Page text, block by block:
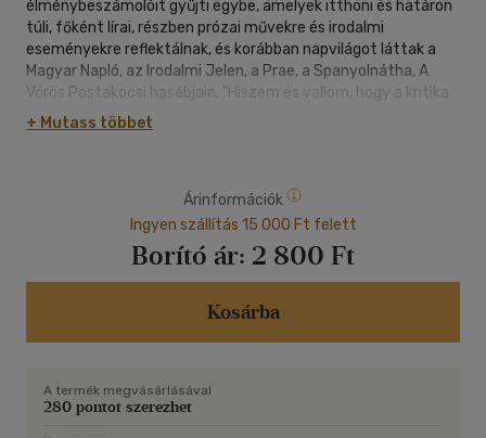
élménybeszámolóit gyűjti egybe, amelyek itthoni és határon
túli, főként lírai, részben prózai művekre és irodalmi
eseményekre reflektálnak, és korábban napvilágot láttak a
Magyar Napló, az Irodalmi Jelen, a Prae, a Spanyolnátha, A
Vörös Postakocsi hasábjain. "Hiszem és vallom, hogy a kritika
is lehet szórakoztató, olvasmányos; bár irodalomelméleti
ismereteim ugródeszkájáról elrugaszkodva születtek,
irodalmi beszédmód: a -metaszövegelést -igyekszem
nemcsak az irodalomszakma, hanem a szélesebb
olvasóközönség előtt is érthetővé és izgalmassá tenni."
+ Mutass többet
Árinformációk
Ingyen szállítás 15 000 Ft felett
Borító ár: 2 800 Ft
Kosárba
A termék megvásárlásával
280 pontot szerezhet